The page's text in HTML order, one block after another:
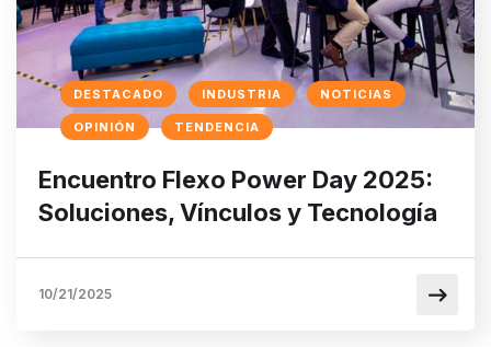
DESTACADO INDUSTRIA NOTICIAS
OPINIÓN TENDENCIA
Encuentro Flexo Power Day 2025:
Soluciones, Vínculos y Tecnología
10/21/2025